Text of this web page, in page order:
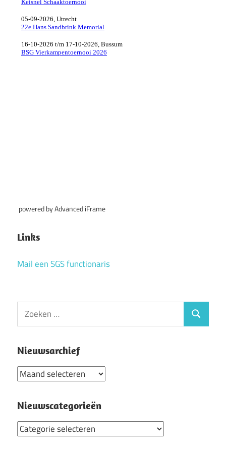
powered by Advanced iFrame
Links
Mail een SGS functionaris
Zoeken
naar:
Zoeken
Nieuwsarchief
Nieuwsarchief
Nieuwscategorieën
Nieuwscategorieën